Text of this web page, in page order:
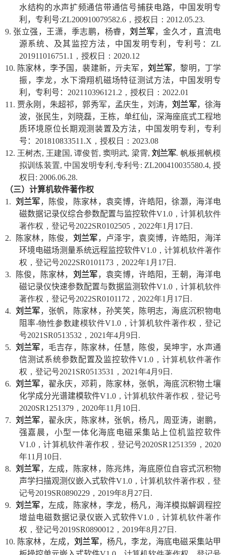
水结构的水声扩频通信带通信号捕获电路，中国发明专
利，专利号:ZL200910079582.6，授权日： 2012.05.23.
9. 张立强，王潇，季志鹏，杨睿，刘兰军，金久才，直流电
源系统、及其监控方法，中国发明专利，专利号： ZL
201911016751.1 ，授权日： 2020.12
10. 陈家林，李予国，裴建新，亓夫军， 刘兰军，黎明，丁学
振，李龙，水下滑翔机磁场特征测试方法，中国发明专
利，专利号： 202110396121.2 ，授权日： 2022.01
11. 贾永刚，朱超祁，郭秀军，孟庆生，刘涛，刘兰军，徐海
波，张民生，刘晓磊，王栋，单红仙，深海座底式工程地
质环境原位长期观测装置及方法，中国发明专利，专利
号： 201810833511.X ，授权日： 2023.08
12. 王树杰, 王建国 ,谭俊哲, 窦明武, 梁霄, 刘兰军. 帆板摇帆模
拟训练装置, 中国发明专利 ,专利号: ZL200410035580.4,授
权日 : 2006.06.28.
（三）计算机软件著作权
1. 刘兰军，陈俊，陈家林，袁奕博，许皓阳，徐灏，海洋电
磁数据记录仪综合参数配置与监控软件V1.0，计算机软件
著作权，登记号2022SR0102505， 2022年1 月 17日 .
2.
陈家林，陈俊， 刘兰军，卢泽宇，袁奕博，许皓阳，海洋
环境电磁场测量系统远程监控软件V1.0，计算机软件著作
权，登记号2022SR0101173， 2022年1 月 17日 .
3.
陈俊，陈家林， 刘兰军，袁奕博，许皓阳，王朝，海洋电
磁记录仪快速参数配置与数据监测软件V1.0，计算机软件
著作权，登记号2022SR0101172 ， 2022年1 月 17日 .
4. 刘兰军，张帆，陈家林，孙笑笑，陈明志，海底沉积物电
阻率-物性参数建模软件V1.0 ，计算机软件著作权，登记
号2021SR0513532 ， 2021年4月 9日 .
5. 刘兰军，毛吉存，陈家林，任慧，陈俊，吴坤宇，水声通
信测试系统参数配置及监控软件V1.0 ，计算机软件著作
权，登记号2021SR0513531 ， 2021年4月 9日 .
6. 刘兰军，翟永庆，邓莉，陈家林，张帆，海底沉积物土壤
化学成分光谱建模软件V1.0，计算机软件著作权，登记号
2020SR1251379， 2020年11 月 10日 .
7. 刘兰军，翟永庆，陈家林，张帆，杨凡，周亚涛，谢鹏，
强嘉晨，小型一体化海底电磁采集站上位机监控软件
V1.0，计算机软件著作权，登记号2020SR1251359 ， 2020
年11 月 10日 .
8. 刘兰军，左成，陈家林，陈兆炜，海底原位自容式沉积物
声学扫描观测仪嵌入式软件V1.0，计算机软件著作权，登
记号2019SR0890229， 2019年8月 27日 .
9. 刘兰军，左成，陈家林，李龙，杨凡，海洋模拟解调程控
增益电磁数据记录仪嵌入式软件V1.0 ，计算机软件著作
权，登记号2019SR0890012 ， 2019年8月 27日 .
10. 陈家林，左成，刘兰军，杨凡，李龙，海底电磁采集站甲